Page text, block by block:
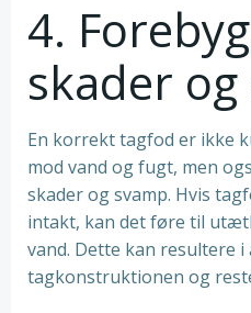
4.
skader
En korrekt tagfod er ikke
mod vand og fugt, men
skader og svamp. Hvis
intakt, kan det føre til
vand. Dette kan resultere
tagkonstruktionen og